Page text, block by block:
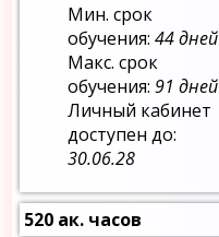
Мин. срок
обучения:44 дней
Макс. срок
обучения:91 дней
Личный кабинет
доступен до:
30.06.28
520 ак. часов